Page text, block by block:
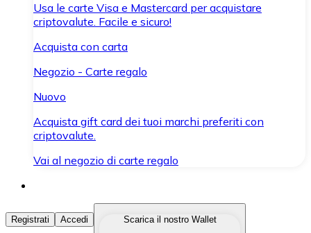
Usa le carte Visa e Mastercard per acquistare
criptovalute. Facile e sicuro!
Acquista con carta
Negozio - Carte regalo
Nuovo
Acquista gift card dei tuoi marchi preferiti con
criptovalute.
Vai al negozio di carte regalo
Acquista Criptovalute
Registrati Accedi
Scarica il nostro Wallet